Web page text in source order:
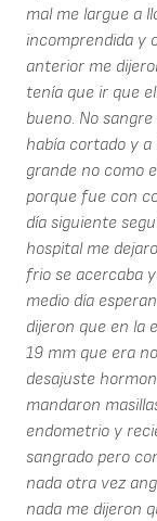
mal me largue a
incomprendida y
anterior me
tenía que ir que
bueno. No
había cortado y
grande no como
porque fue con
día siguiente
hospital me
frio se acercaba
medio día
dijeron que en la
19 mm que era
desajuste
mandaron
endometrio y
sangrado pero
nada otra vez
nada me dijeron